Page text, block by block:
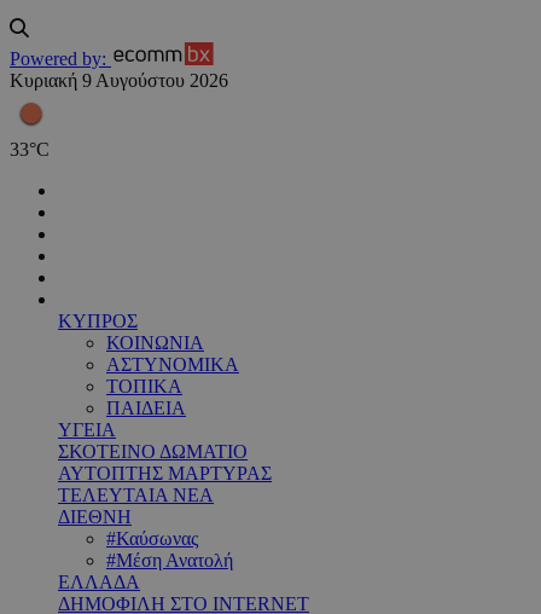
Powered by:
Κυριακή 9 Αυγούστου 2026
33°C
ΚΥΠΡΟΣ
ΚΟΙΝΩΝΙΑ
ΑΣΤΥΝΟΜΙΚΑ
ΤΟΠΙΚΑ
ΠΑΙΔΕΙΑ
ΥΓΕΙΑ
ΣΚΟΤΕΙΝΟ ΔΩΜΑΤΙΟ
ΑΥΤΟΠΤΗΣ ΜΑΡΤΥΡΑΣ
ΤΕΛΕΥΤΑΙΑ ΝΕΑ
ΔΙΕΘΝΗ
#Καύσωνας
#Μέση Ανατολή
ΕΛΛΑΔΑ
ΔΗΜΟΦΙΛΗ ΣΤΟ INTERNET